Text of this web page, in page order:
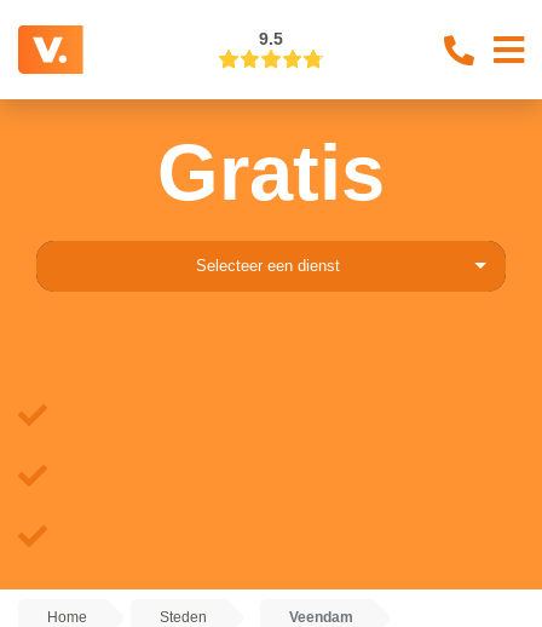
9.5
Gratis
Selecteer een dienst
Home Steden Veendam